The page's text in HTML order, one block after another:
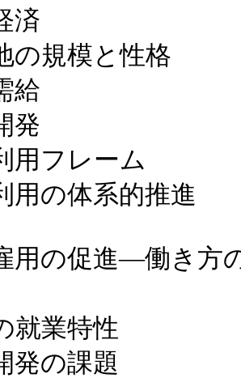
済
の規模と性格
給
発
用フレーム
用の体系的推進
の促進―働き方
就業特性
発の課題